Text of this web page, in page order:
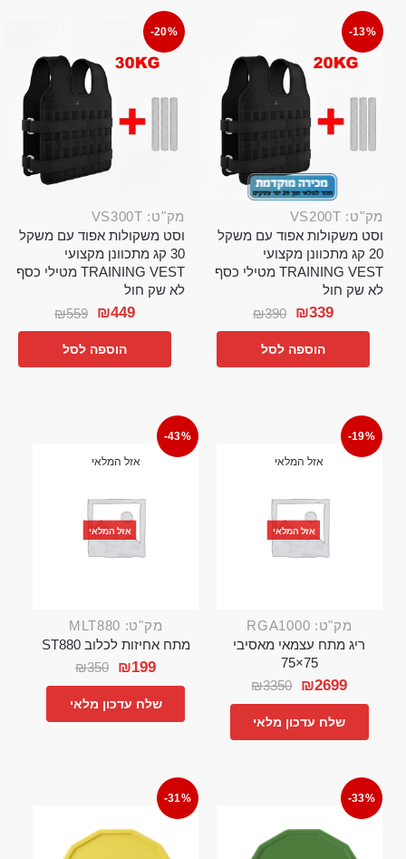
-13%
מק"ט: VS200T
וסט משקולות אפוד עם משקל
20 קג מתכוונן מקצועי
TRAINING VEST מטילי כסף
לא שק חול
₪390 ₪339
הוספה לסל
-20%
מק"ט: VS300T
וסט משקולות אפוד עם משקל
30 קג מתכוונן מקצועי
TRAINING VEST מטילי כסף
לא שק חול
₪559 ₪449
הוספה לסל
-19%
אזל המלאי
אזל המלאי
מק"ט: RGA1000
ריג מתח עצמאי מאסיבי
75×75
₪3350 ₪2699
שלח עדכון מלאי
-43%
אזל המלאי
אזל המלאי
מק"ט: MLT880
מתח אחיזות לכלוב ST880
₪350 ₪199
שלח עדכון מלאי
-33%
-31%